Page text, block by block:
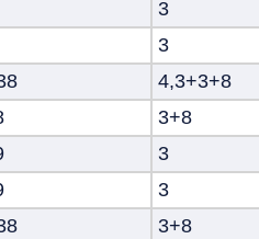
3
3
4,3+3+8
3+8
3
3
3+8